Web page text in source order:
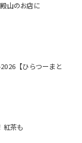
山のお店に
【ひらつーまと
紅茶も